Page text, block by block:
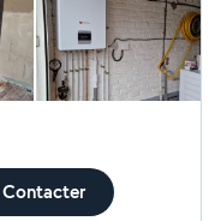
Contacter